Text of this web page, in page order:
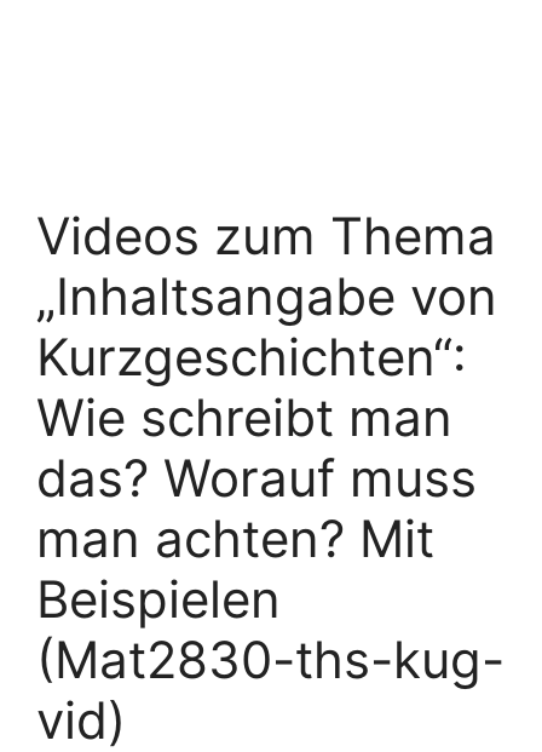
Videos zum Thema
„Inhaltsangabe von
Kurzgeschichten“:
Wie schreibt man
das? Worauf muss
man achten? Mit
Beispielen
(Mat2830-ths-kug-
vid)